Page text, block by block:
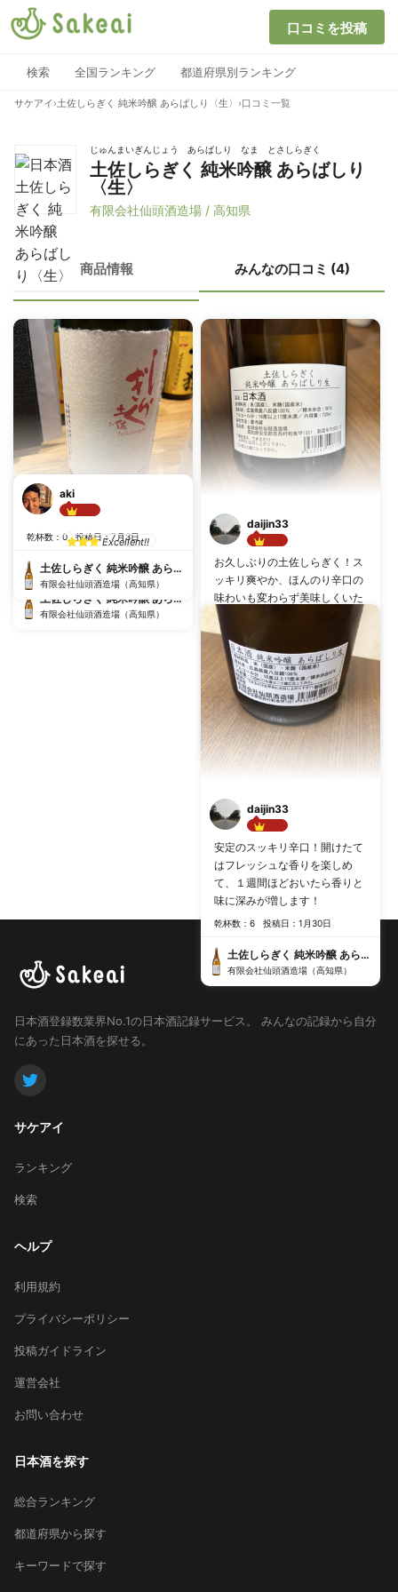
口コミを投稿
検索 全国ランキング 都道府県別ランキング
サケアイ ›土佐しらぎく 純米吟醸 あらばしり〈生〉 ›口コミ一覧
じゅんまいぎんじょう あらばしり なま とさしらぎく
土佐しらぎく 純米吟醸 あらばしり
〈生〉
有限会社仙頭酒造場 / 高知県
商品情報 みんなの口コミ (4)
Excellent!!
乾杯数：0 投稿日：2月3日
土佐しらぎく 純米吟醸 あらばしり〈生〉
有限会社仙頭酒造場（高知県）
daijin33
お久しぶりの土佐しらぎく！ス
ッキリ爽やか、ほんのり辛口の
味わいも変わらず美味しくいた
だきました！
# キレがいい 冷酒で飲みたい
後味スッキリ #吟醸香
乾杯数：4 投稿日：1月13日
有限会社仙頭酒造場（高知県）
aki
乾杯数：0 投稿日：7月3日
土佐しらぎく 純米吟醸 あらばしり〈生〉
有限会社仙頭酒造場（高知県）
daijin33
安定のスッキリ辛口！開けたて
はフレッシュな香りを楽しめ
て、１週間ほどおいたら香りと
味に深みが増します！
乾杯数：6 投稿日：1月30日
土佐しらぎく 純米吟醸 あらばしり〈生〉
有限会社仙頭酒造場（高知県）
日本酒登録数業界No.1の日本酒記録サービス。
みんなの記録から自分
にあった日本酒を探せる。
サケアイ
ランキング
検索
ヘルプ
利用規約
プライバシーポリシー
投稿ガイドライン
運営会社
お問い合わせ
日本酒を探す
総合ランキング
都道府県から探す
キーワードで探す